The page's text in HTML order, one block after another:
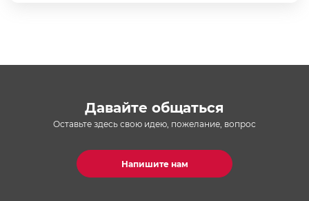
Давайте общаться
Оставьте здесь свою идею, пожелание, вопрос
Напишите нам